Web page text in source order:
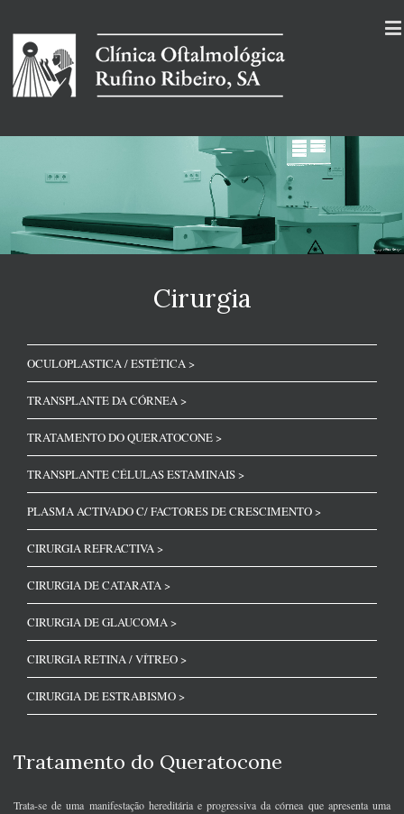
Cirurgia
OCULOPLASTICA / ESTÉTICA >
TRANSPLANTE DA CÓRNEA >
TRATAMENTO DO QUERATOCONE >
TRANSPLANTE CÉLULAS ESTAMINAIS >
PLASMA ACTIVADO C/ FACTORES DE CRESCIMENTO >
CIRURGIA REFRACTIVA >
CIRURGIA DE CATARATA >
CIRURGIA DE GLAUCOMA >
CIRURGIA RETINA / VÍTREO >
CIRURGIA DE ESTRABISMO >
Tratamento do Queratocone
Trata-se de uma manifestação hereditária e progressiva da córnea que apresenta uma